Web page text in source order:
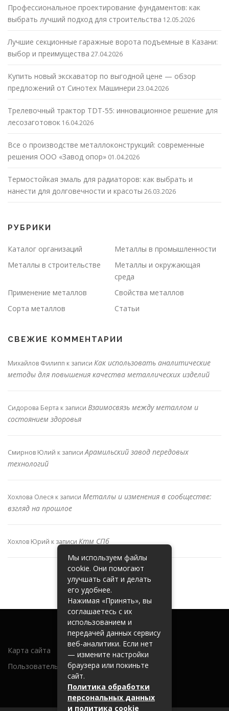
Профессиональное проектирование фундаментов: как
выбрать лучший подход для строительства 12.05.2026
Лучшие секционные гаражные ворота подъемные в Казани:
выбор и преимущества 27.04.2026
Купить новый экскаватор по выгодной цене — обзор
предложений от Синотех Машинери 23.04.2026
Трелевочный трактор TDT-55: инновационное решение для
лесозаготовок 16.04.2026
Все о производстве металлоконструкций: современные
решения ООО «Завод опор» 01.04.2026
Термостойкая эмаль для радиаторов: как выбрать и
нанести для долговечности и красоты 26.03.2026
РУБРИКИ
Каталог организаций
Металлы в промышленности
Металлы в строительстве
Металлы и окружающая
среда
Применение металлов
Свойства металлов
Сорта металлов
Статьи
СВЕЖИЕ КОММЕНТАРИИ
Михайлов Филипп к записи Как использовать аналитические
методы для повышения качества металлических изделий
Сидорова Берта к записи Взаимосвязь между металлом и
состоянием здоровья
Смирнов Юлий к записиАрамильский завод передовых
технологий
Хохлова Олеся к записи Металлы и изменения в сообществе:
взгляд на прошлое
Хохлов Юрий к записи Ктм СПб
Карта сайта
Пользовательское соглашение
Мы используем файлы
cookie. Они помогают
улучшать сайт и делать
его удобнее.
Нажимая «Принять», вы
соглашаетесь с их
использованием и
передачей данных сервису
веб-аналитики. Если нет
— измените настройки
браузера или покиньте
сайт.
Политика обработки
персональных данных
и политика cookie